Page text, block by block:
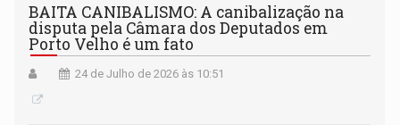
BAITA CANIBALISMO: A canibalização na
disputa pela Câmara dos Deputados em
Porto Velho é um fato
24 de Julho de 2026 às 10:51